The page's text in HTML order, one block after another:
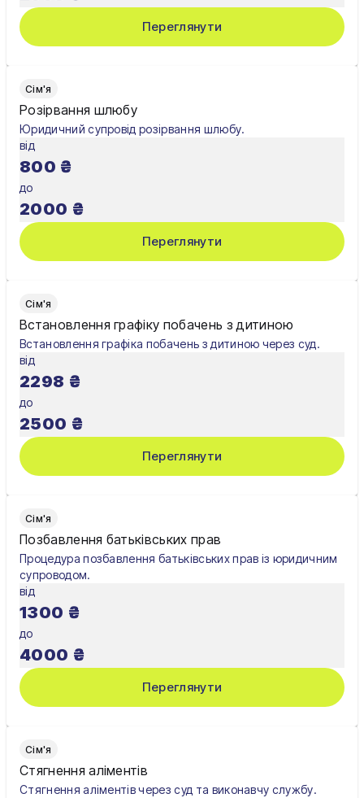
Переглянути
Сім'я
Розірвання шлюбу
Юридичний супровід розірвання шлюбу.
від
800 ₴
до
2000 ₴
Переглянути
Сім'я
Встановлення графіку побачень з дитиною
Встановлення графіка побачень з дитиною через суд.
від
2298 ₴
до
2500 ₴
Переглянути
Сім'я
Позбавлення батьківських прав
Процедура позбавлення батьківських прав із юридичним
супроводом.
від
1300 ₴
до
4000 ₴
Переглянути
Сім'я
Стягнення аліментів
Стягнення аліментів через суд та виконавчу службу.